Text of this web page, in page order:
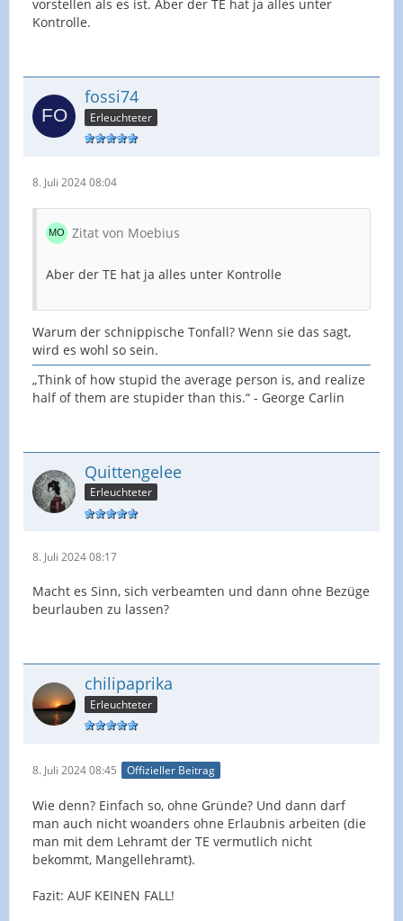
vorstellen als es ist. Aber der TE hat ja alles unter
Kontrolle.
fossi74
Erleuchteter
8. Juli 2024 08:04
Zitat von Moebius
Aber der TE hat ja alles unter Kontrolle
Warum der schnippische Tonfall? Wenn sie das sagt,
wird es wohl so sein.
„Think of how stupid the average person is, and realize
half of them are stupider than this.“ - George Carlin
Quittengelee
Erleuchteter
8. Juli 2024 08:17
Macht es Sinn, sich verbeamten und dann ohne Bezüge
beurlauben zu lassen?
chilipaprika
Erleuchteter
8. Juli 2024 08:45 Offizieller Beitrag
Wie denn? Einfach so, ohne Gründe? Und dann darf
man auch nicht woanders ohne Erlaubnis arbeiten (die
man mit dem Lehramt der TE vermutlich nicht
bekommt, Mangellehramt).
Fazit: AUF KEINEN FALL!